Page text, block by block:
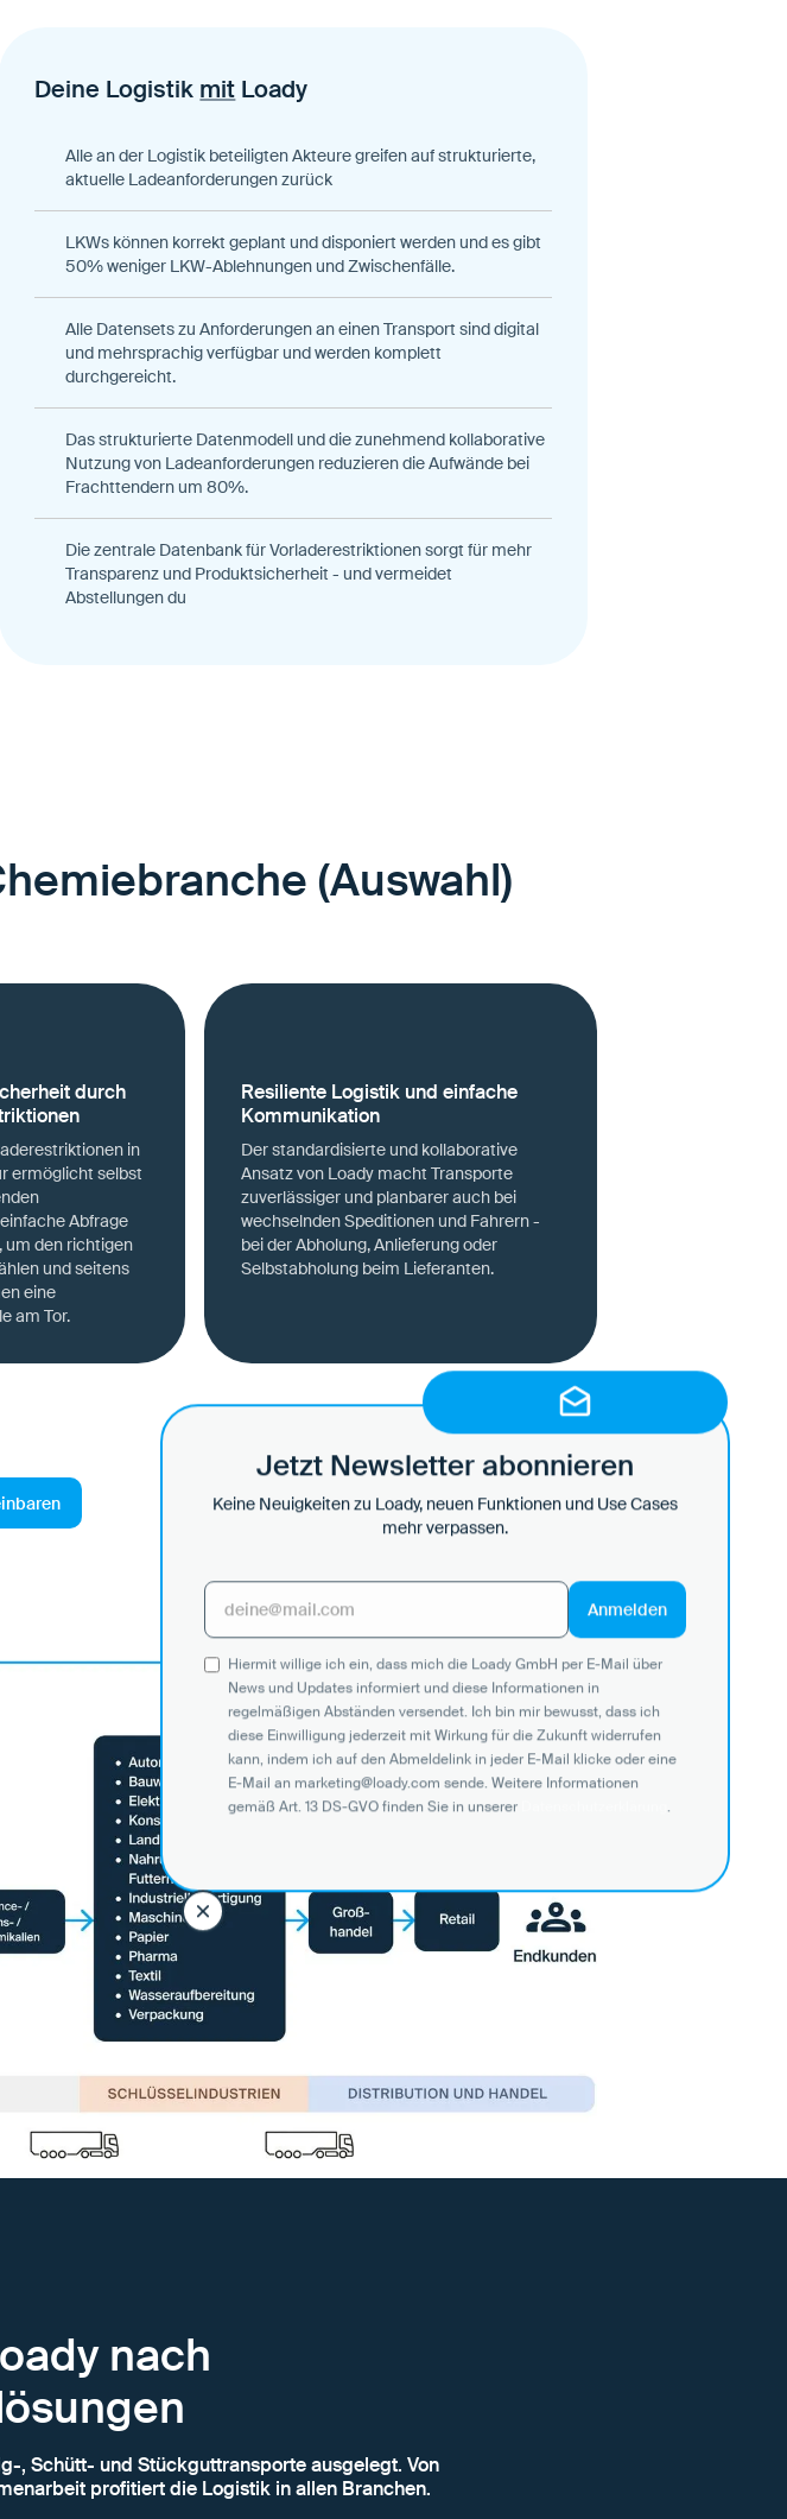
Deine Logistik mit Loady
Alle an der Logistik beteiligten Akteure greifen auf strukturierte,
aktuelle Ladeanforderungen zurück
LKWs können korrekt geplant und disponiert werden und es gibt
50% weniger LKW-Ablehnungen und Zwischenfälle.
Alle Datensets zu Anforderungen an einen Transport sind digital
und mehrsprachig verfügbar und werden komplett
durchgereicht.
Das strukturierte Datenmodell und die zunehmend kollaborative
Nutzung von Ladeanforderungen reduzieren die Aufwände bei
Frachttendern um 80%.
Die zentrale Datenbank für Vorladerestriktionen sorgt für mehr
Transparenz und Produktsicherheit - und vermeidet
Abstellungen du
(Auswahl)
durch
in
ermöglicht selbst
Abfrage
um den richtigen
und seitens
eine
am Tor.
Resiliente Logistik und einfache
Kommunikation
Der standardisierte und kollaborative
Ansatz von Loady macht Transporte
zuverlässiger und planbarer auch bei
wechselnden Speditionen und Fahrern -
bei der Abholung, Anlieferung oder
Selbstabholung beim Lieferanten.
nach
, Schütt- und Stückguttransporte ausgelegt. Von
profitiert die Logistik in allen Branchen.
Jetzt Newsletter abonnieren
Keine Neuigkeiten zu Loady, neuen Funktionen und Use Cases
mehr verpassen.
Hiermit willige ich ein, dass mich die Loady GmbH per E-Mail über
News und Updates informiert und diese Informationen in
regelmäßigen Abständen versendet. Ich bin mir bewusst, dass ich
diese Einwilligung jederzeit mit Wirkung für die Zukunft widerrufen
kann, indem ich auf den Abmeldelink in jeder E-Mail klicke oder eine
E-Mail an marketing@loady.com sende. Weitere Informationen
gemäß Art. 13 DS-GVO finden Sie in unserer
.